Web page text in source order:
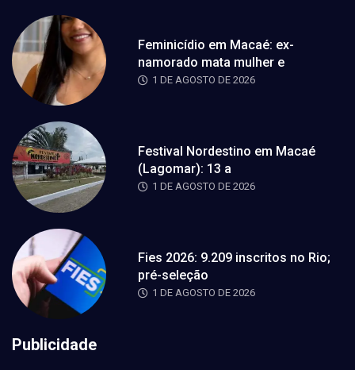
Feminicídio em Macaé: ex-
namorado mata mulher e
1 DE AGOSTO DE 2026
Festival Nordestino em Macaé
(Lagomar): 13 a
1 DE AGOSTO DE 2026
Fies 2026: 9.209 inscritos no Rio;
pré-seleção
1 DE AGOSTO DE 2026
Publicidade